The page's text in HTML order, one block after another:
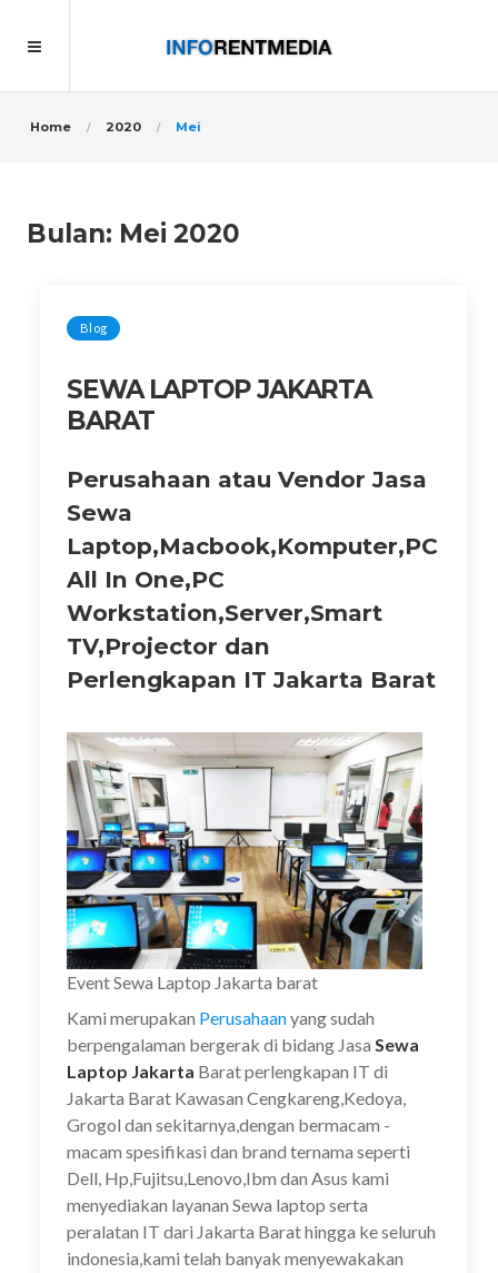
Home 2020 Mei
Bulan: Mei 2020
Blog
SEWA LAPTOP JAKARTA
BARAT
Perusahaan atau Vendor Jasa
Sewa
Laptop,Macbook,Komputer,PC
All In One,PC
Workstation,Server,Smart
TV,Projector dan
Perlengkapan IT Jakarta Barat
Event Sewa Laptop Jakarta barat
Kami merupakan Perusahaanyang sudah
berpengalaman bergerak di bidang Jasa Sewa
Laptop Jakarta Baratperlengkapan IT di
Jakarta Barat Kawasan Cengkareng,Kedoya,
Grogol dan sekitarnya,dengan bermacam -
macam spesifikasi dan brand ternama seperti
Dell, Hp,Fujitsu,Lenovo,Ibm dan Asus kami
menyediakan layanan Sewa laptop serta
peralatan IT dari Jakarta Barat hingga ke seluruh
indonesia,kami telah banyak menyewakakan